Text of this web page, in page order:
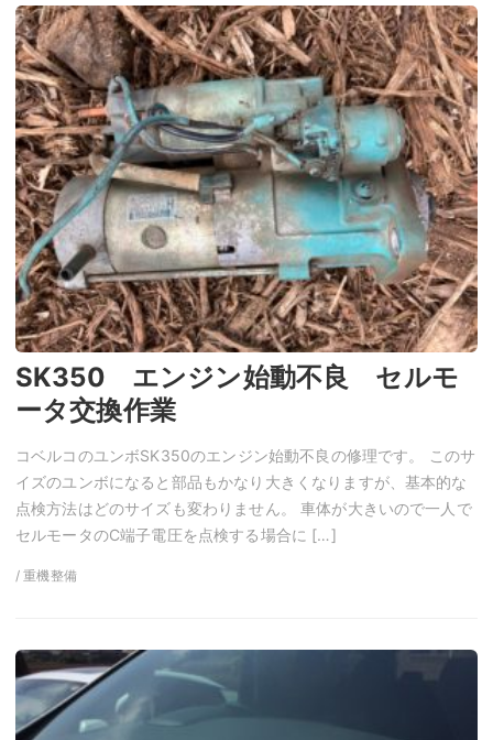
SK350 エンジン始動不良 セルモ
ータ交換作業
コベルコのユンボSK350のエンジン始動不良の修理です。 このサ
イズのユンボになると部品もかなり大きくなりますが、基本的な
点検方法はどのサイズも変わりません。 車体が大きいので一人で
セルモータのC端子電圧を点検する場合に […]
/ 重機整備